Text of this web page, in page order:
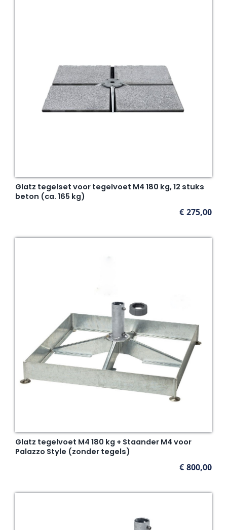
Glatz tegelset voor tegelvoet M4 180 kg, 12 stuks
beton (ca. 165 kg)
€ 275,00
Glatz tegelvoet M4 180 kg + Staander M4 voor
Palazzo Style (zonder tegels)
€ 800,00